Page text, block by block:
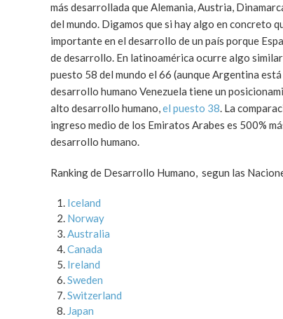
más desarrollada que Alemania, Austria,
del mundo. Digamos que si hay algo en concreto
importante en el desarrollo de un país porque
de desarrollo. En latinoamérica ocurre algo
puesto 58 del mundo el 66 (aunque Argentina
desarrollo humano Venezuela tiene un
alto desarrollo humano,el puesto 38. La
ingreso medio de los Emiratos Arabes es 500%
desarrollo humano.
Ranking de Desarrollo Humano, segun las
Iceland
Norway
Australia
Canada
Ireland
Sweden
Switzerland
Japan